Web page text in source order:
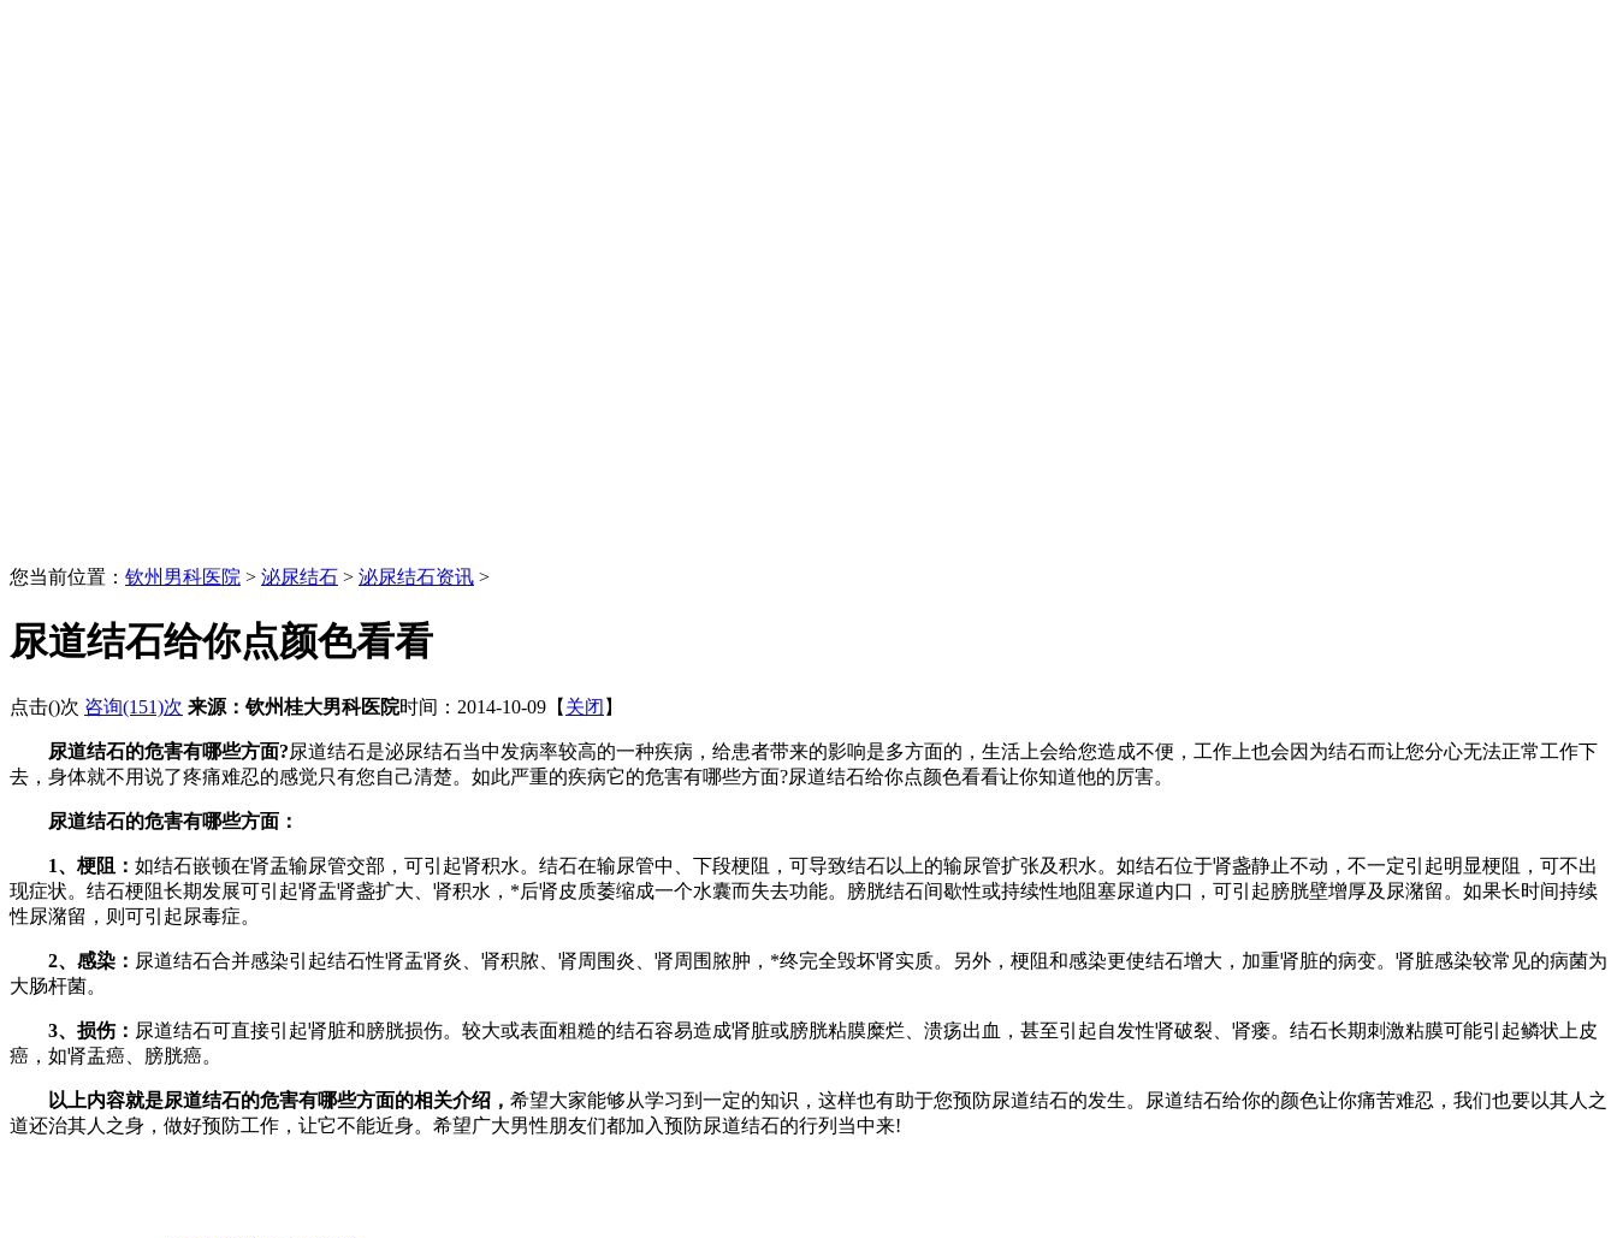
您当前位置： 钦州男科医院 > 泌尿结石 > 泌尿结石资讯 >
尿道结石给你点颜色看看
点击()次 咨询(151)次 来源：钦州桂大男科医院时间：2014-10-09【 关闭 】
尿道结石的危害有哪些方面?尿道结石是泌尿结石当中发病率较高的一种疾病，给患者带来的影响是多方面的，生活上会给您造成不便，工作上也会因为结石而让您分心无法正常工作下
去，身体就不用说了疼痛难忍的感觉只有您自己清楚。如此严重的疾病它的危害有哪些方面?尿道结石给你点颜色看看让你知道他的厉害。
尿道结石的危害有哪些方面：
1、梗阻： 如结石嵌顿在肾盂输尿管交部，可引起肾积水。结石在输尿管中、下段梗阻，可导致结石以上的输尿管扩张及积水。如结石位于肾盏静止不动，不一定引起明显梗阻，可不出
现症状。结石梗阻长期发展可引起肾盂肾盏扩大、肾积水，*后肾皮质萎缩成一个水囊而失去功能。膀胱结石间歇性或持续性地阻塞尿道内口，可引起膀胱壁增厚及尿潴留。如果长时间持续
性尿潴留，则可引起尿毒症。
2、感染： 尿道结石合并感染引起结石性肾盂肾炎、肾积脓、肾周围炎、肾周围脓肿，*终完全毁坏肾实质。另外，梗阻和感染更使结石增大，加重肾脏的病变。肾脏感染较常见的病菌为
大肠杆菌。
3、损伤： 尿道结石可直接引起肾脏和膀胱损伤。较大或表面粗糙的结石容易造成肾脏或膀胱粘膜糜烂、溃疡出血，甚至引起自发性肾破裂、肾瘘。结石长期刺激粘膜可能引起鳞状上皮
癌，如肾盂癌、膀胱癌。
以上内容就是尿道结石的危害有哪些方面的相关介绍， 希望大家能够从学习到一定的知识，这样也有助于您预防尿道结石的发生。尿道结石给你的颜色让你痛苦难忍，我们也要以其人之
道还治其人之身，做好预防工作，让它不能近身。希望广大男性朋友们都加入预防尿道结石的行列当中来!